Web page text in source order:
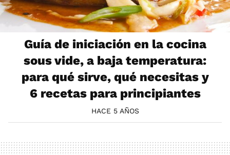
Guía de iniciación en la cocina
sous vide, a baja temperatura:
para qué sirve, qué necesitas y
6 recetas para principiantes
HACE 5 AÑOS